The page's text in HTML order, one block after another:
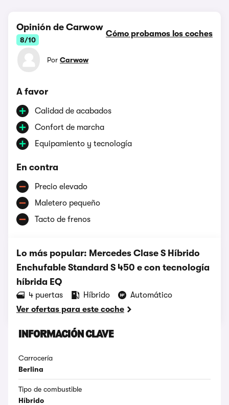
Opinión de Carwow
8/10
Cómo probamos los coches
Por Carwow
A favor
Calidad de acabados
Confort de marcha
Equipamiento y tecnología
En contra
Precio elevado
Maletero pequeño
Tacto de frenos
Lo más popular: Mercedes Clase S Híbrido
Enchufable Standard S 450 e con tecnología
híbrida EQ
4 puertas Híbrido
Automático
Ver ofertas para este coche
INFORMACIÓN CLAVE
Carrocería
Berlina
Tipo de combustible
Híbrido